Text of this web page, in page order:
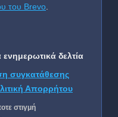
του Brevo
δελτία
συγκατάθεσης
Απορρήτου
στιγμή